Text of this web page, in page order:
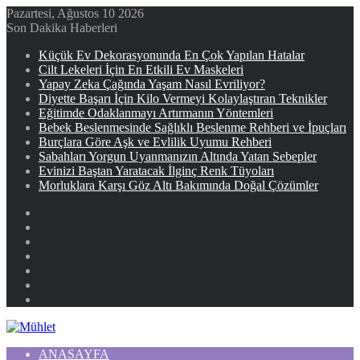
Pazartesi, Ağustos 10 2026
Son Dakika Haberleri
Küçük Ev Dekorasyonunda En Çok Yapılan Hatalar
Cilt Lekeleri İçin En Etkili Ev Maskeleri
Yapay Zeka Çağında Yaşam Nasıl Evriliyor?
Diyette Başarı İçin Kilo Vermeyi Kolaylaştıran Teknikler
Eğitimde Odaklanmayı Artırmanın Yöntemleri
Bebek Beslenmesinde Sağlıklı Beslenme Rehberi ve İpuçları
Burçlara Göre Aşk ve Evlilik Uyumu Rehberi
Sabahları Yorgun Uyanmanızın Altında Yatan Sebepler
Evinizi Baştan Yaratacak İlginç Renk Tüyoları
Morluklara Karşı Göz Altı Bakımında Doğal Çözümler
ANASAYFA